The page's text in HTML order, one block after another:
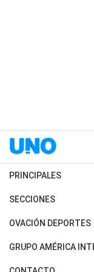
PRINCIPALES
Últimas Noticias
Política
SECCIONES
Horóscopo
Motores
OVACIÓN DEPORTES
Fútbol
Mundial
GRUPO AMÉRICA